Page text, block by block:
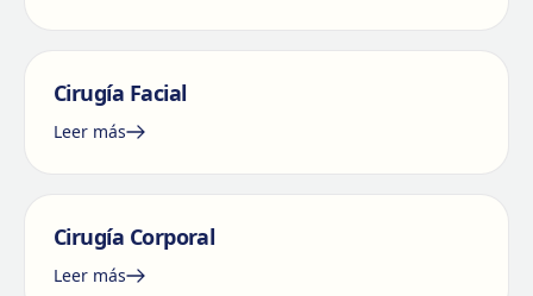
Cirugía Facial
Leer más
Cirugía Corporal
Leer más